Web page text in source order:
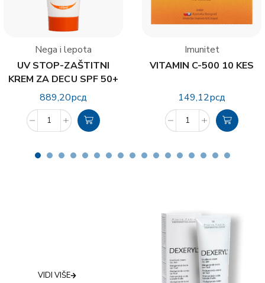
Nega i lepota
UV STOP-ZAŠTITNI
KREM ZA DECU SPF 50+
100 ml
889,20рсд
Imunitet
VITAMIN C-500 10 KES
149,12рсд
Dermokozmetika
VIDI VIŠE